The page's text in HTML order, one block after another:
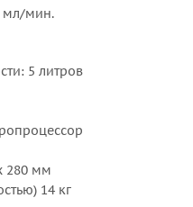
мл/мин.
5 литров
280 мм
14 кг